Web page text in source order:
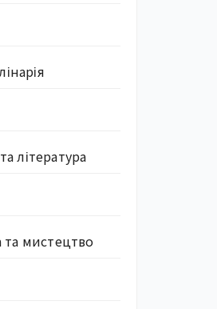
література
та мистецтво